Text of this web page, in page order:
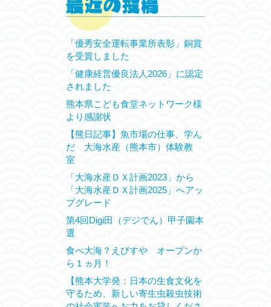
「優秀安全運転事業所表彰」銅賞
を受賞しました
「健康経営優良法人2026」に認定
されました
熊本県こども食堂ネットワーク様
より感謝状
【熊日記事】魚市場の仕事、学ん
だ 大海水産（熊本市）体験教
室
「大海水産ＤＸ計画2023」から
「大海水産ＤＸ計画2025」へアッ
プグレード
第4回Digi田（デジでん）甲子園本
選
食べ大海？えびすや オープンか
ら１ヵ月！
【熊本大学発：日本の生食文化を
守るため、新しい寄生虫殺虫技術